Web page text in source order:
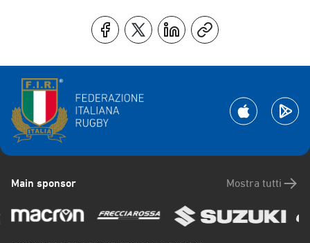
Main sponsor Mostra tutti